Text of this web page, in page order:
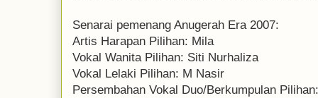
Senarai pemenang Anugerah Era 2007:
Artis Harapan Pilihan: Mila
Vokal Wanita Pilihan: Siti Nurhaliza
Vokal Lelaki Pilihan: M Nasir
Persembahan Vokal Duo/Berkumpulan